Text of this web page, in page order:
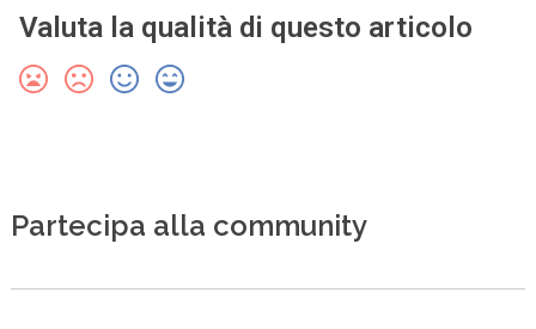
Valuta la qualità di questo articolo
Partecipa alla community